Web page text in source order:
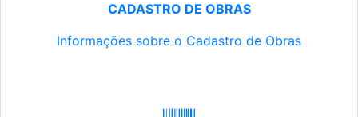
CADASTRO DE OBRAS
Informações sobre o Cadastro de Obras